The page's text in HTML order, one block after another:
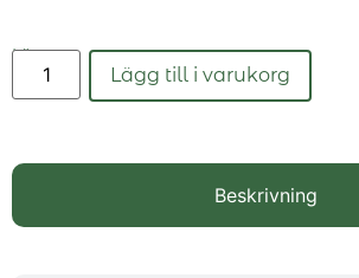
Läs mer
Lägg till i varukorg
Beskrivning